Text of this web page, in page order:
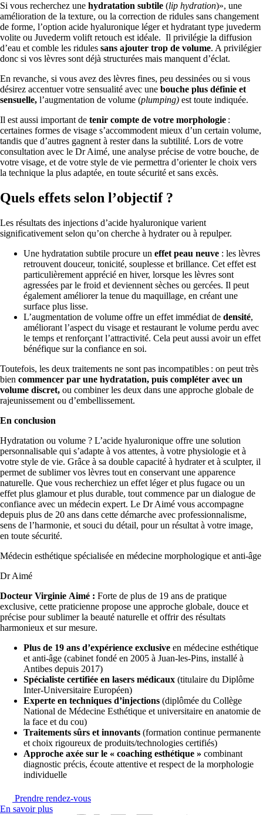
Si vous recherchez une hydratation subtile (lip hydration)», une
amélioration de la texture, ou la correction de ridules sans changement
de forme, l’option acide hyaluronique léger et hydratant type juvederm
volite ou Juvederm volift retouch est idéale. Il privilégie la diffusion
d’eau et comble les ridules sans ajouter trop de volume. A privilégier
donc si vos lèvres sont déjà structurées mais manquent d’éclat.
En revanche, si vous avez des lèvres fines, peu dessinées ou si vous
désirez accentuer votre sensualité avec une bouche plus définie et
sensuelle, l’augmentation de volume (plumping) est toute indiquée.
Il est aussi important de tenir compte de votre morphologie :
certaines formes de visage s’accommodent mieux d’un certain volume,
tandis que d’autres gagnent à rester dans la subtilité. Lors de votre
consultation avec le Dr Aimé, une analyse précise de votre bouche, de
votre visage, et de votre style de vie permettra d’orienter le choix vers
la technique la plus adaptée, en toute sécurité et sans excès.
Quels effets selon l’objectif ?
Les résultats des injections d’acide hyaluronique varient
significativement selon qu’on cherche à hydrater ou à repulper.
Une hydratation subtile procure un effet peau neuve : les lèvres
retrouvent douceur, tonicité, souplesse et brillance. Cet effet est
particulièrement apprécié en hiver, lorsque les lèvres sont
agressées par le froid et deviennent sèches ou gercées. Il peut
également améliorer la tenue du maquillage, en créant une
surface plus lisse.
L’augmentation de volume offre un effet immédiat de densité,
améliorant l’aspect du visage et restaurant le volume perdu avec
le temps et renforçant l’attractivité. Cela peut aussi avoir un effet
bénéfique sur la confiance en soi.
Toutefois, les deux traitements ne sont pas incompatibles : on peut très
bien commencer par une hydratation, puis compléter avec un
volume discret, ou combiner les deux dans une approche globale de
rajeunissement ou d’embellissement.
En conclusion
Hydratation ou volume ? L’acide hyaluronique offre une solution
personnalisable qui s’adapte à vos attentes, à votre physiologie et à
votre style de vie. Grâce à sa double capacité à hydrater et à sculpter, il
permet de sublimer vos lèvres tout en conservant une apparence
naturelle. Que vous recherchiez un effet léger et plus fugace ou un
effet plus glamour et plus durable, tout commence par un dialogue de
confiance avec un médecin expert. Le Dr Aimé vous accompagne
depuis plus de 20 ans dans cette démarche avec professionnalisme,
sens de l’harmonie, et souci du détail, pour un résultat à votre image,
en toute sécurité.
Médecin esthétique spécialisée en médecine morphologique et anti-âge
Dr Aimé
Docteur Virginie Aimé : Forte de plus de 19 ans de pratique
exclusive, cette praticienne propose une approche globale, douce et
précise pour sublimer la beauté naturelle et offrir des résultats
harmonieux et sur mesure.
Plus de 19 ans d’expérience exclusive en médecine esthétique
et anti-âge (cabinet fondé en 2005 à Juan-les-Pins, installé à
Antibes depuis 2017)
Spécialiste certifiée en lasers médicaux (titulaire du Diplôme
Inter-Universitaire Européen)
Experte en techniques d’injections (diplômée du Collège
National de Médecine Esthétique et universitaire en anatomie de
la face et du cou)
Traitements sûrs et innovants (formation continue permanente
et choix rigoureux de produits/technologies certifiés)
Approche axée sur le « coaching esthétique » combinant
diagnostic précis, écoute attentive et respect de la morphologie
individuelle
Prendre rendez-vous
En savoir plus